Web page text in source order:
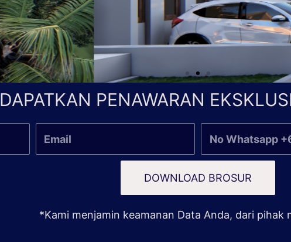
DAPATKAN PENAWARAN
DOWNLOAD BROSUR
*Kami menjamin keamanan Data Anda, dari pihak